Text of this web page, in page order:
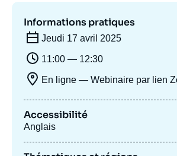
Informations pratiques
Jeudi 17 avril 2025
11:00 — 12:30
En ligne — Webinaire par lien
Accessibilité
Anglais